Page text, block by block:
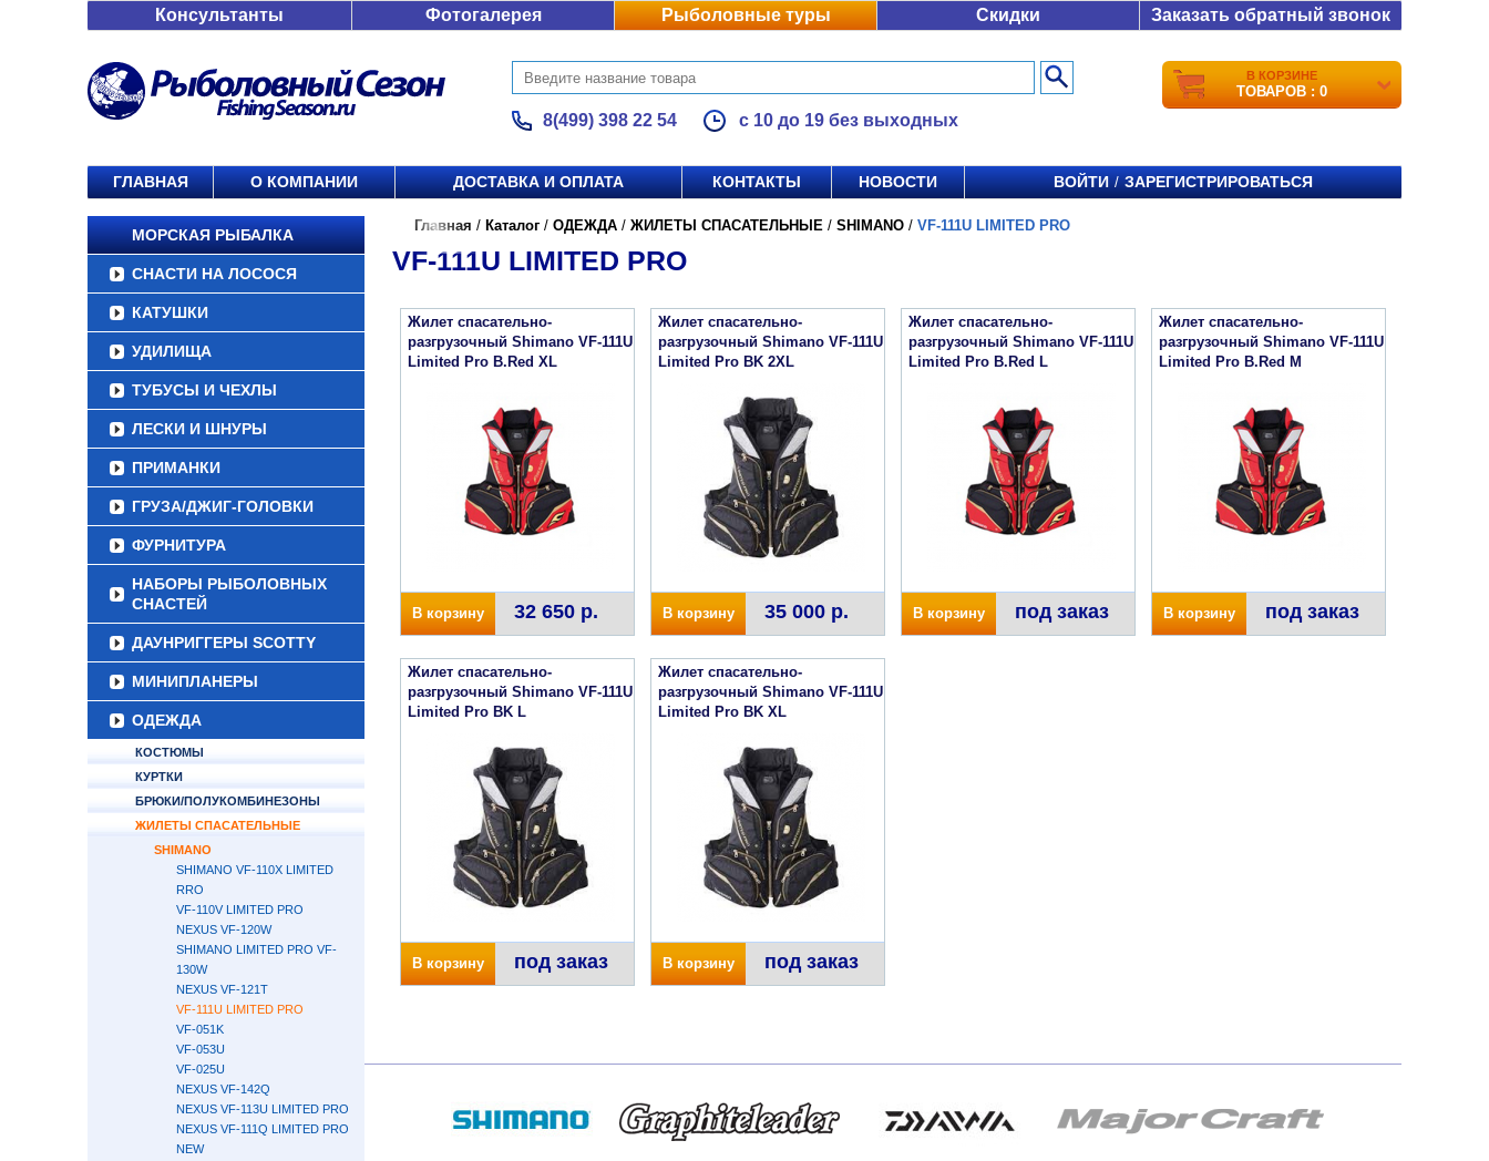
Консультанты Фотогалерея Рыболовные туры Скидки Заказать обратный звонок
8(499) 398 22 54 с 10 до 19 без выходных
В КОРЗИНЕ
ТОВАРОВ : 0
ГЛАВНАЯ О КОМПАНИИ ДОСТАВКА И ОПЛАТА КОНТАКТЫ НОВОСТИ ВОЙТИ / ЗАРЕГИСТРИРОВАТЬСЯ
МОРСКАЯ РЫБАЛКА
СНАСТИ НА ЛОСОСЯ
КАТУШКИ
УДИЛИЩА
ТУБУСЫ И ЧЕХЛЫ
ЛЕСКИ И ШНУРЫ
ПРИМАНКИ
ГРУЗА/ДЖИГ-ГОЛОВКИ
ФУРНИТУРА
НАБОРЫ РЫБОЛОВНЫХ
СНАСТЕЙ
ДАУНРИГГЕРЫ SCOTTY
МИНИПЛАНЕРЫ
ОДЕЖДА
КОСТЮМЫ
КУРТКИ
БРЮКИ/ПОЛУКОМБИНЕЗОНЫ
ЖИЛЕТЫ СПАСАТЕЛЬНЫЕ
SHIMANO
SHIMANO VF-110X LIMITED
RRO
VF-110V LIMITED PRO
NEXUS VF-120W
SHIMANO LIMITED PRO VF-
130W
NEXUS VF-121T
VF-111U LIMITED PRO
VF-051K
VF-053U
VF-025U
NEXUS VF-142Q
NEXUS VF-113U LIMITED PRO
NEXUS VF-111Q LIMITED PRO
NEW
Главная / Каталог / ОДЕЖДА / ЖИЛЕТЫ СПАСАТЕЛЬНЫЕ / SHIMANO / VF-111U LIMITED PRO
VF-111U LIMITED PRO
Жилет спасательно-
разгрузочный Shimano VF-111U
Limited Pro B.Red XL
В корзину 32 650 р.
Жилет спасательно-
разгрузочный Shimano VF-111U
Limited Pro BK 2XL
В корзину 35 000 р.
Жилет спасательно-
разгрузочный Shimano VF-111U
Limited Pro B.Red L
В корзину под заказ
Жилет спасательно-
разгрузочный Shimano VF-111U
Limited Pro B.Red M
В корзину под заказ
Жилет спасательно-
разгрузочный Shimano VF-111U
Limited Pro BK L
В корзину под заказ
Жилет спасательно-
разгрузочный Shimano VF-111U
Limited Pro BK XL
В корзину под заказ